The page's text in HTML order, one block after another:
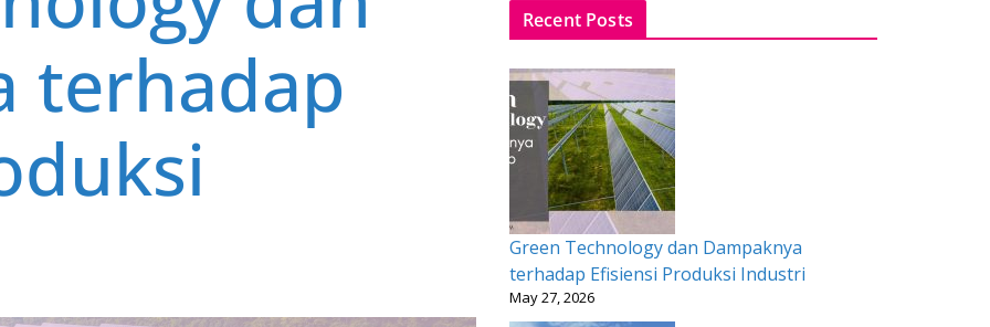
terhadap
Recent Posts
Green Technology dan Dampaknya
terhadap Efisiensi Produksi Industri
May 27, 2026